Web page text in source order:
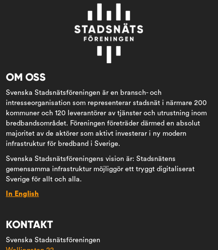
OM OSS
Svenska Stadsnätsföreningen är en bransch- och
intresseorganisation som representerar stadsnät i närmare 200
kommuner och 120 leverantörer av tjänster och utrustning inom
bredbandsområdet. Föreningen företräder därmed en absolut
majoritet av de aktörer som aktivt investerar i ny modern
infrastruktur för bredband i Sverige.
Svenska Stadsnätsföreningens vision är: Stadsnätens
gemensamma infrastruktur möjliggör ett tryggt digitaliserat
Sverige för allt och alla.
In English
KONTAKT
Svenska Stadsnätsföreningen